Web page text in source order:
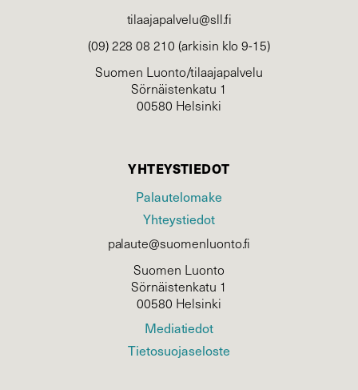
tilaajapalvelu@sll.fi
(09) 228 08 210 (arkisin klo 9-15)
Suomen Luonto/tilaajapalvelu
Sörnäistenkatu 1
00580 Helsinki
YHTEYSTIEDOT
Palautelomake
Yhteystiedot
palaute@suomenluonto.fi
Suomen Luonto
Sörnäistenkatu 1
00580 Helsinki
Mediatiedot
Tietosuojaseloste